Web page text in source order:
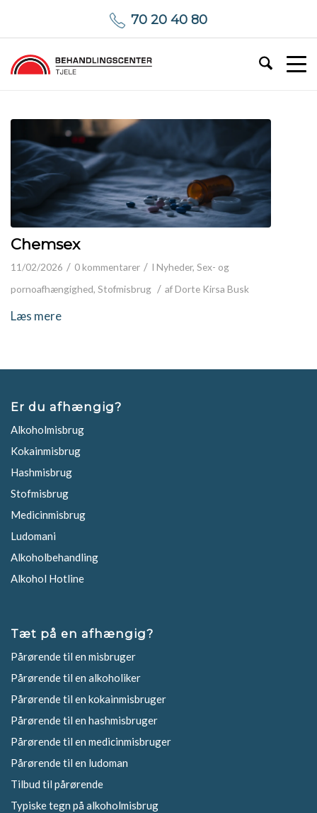
70 20 40 80
Chemsex
11/02/2026 / 0 kommentarer / I Nyheder, Sex- og
pornoafhængighed, Stofmisbrug / af Dorte Kirsa Busk
Læs mere
Er du afhængig?
Alkoholmisbrug
Kokainmisbrug
Hashmisbrug
Stofmisbrug
Medicinmisbrug
Ludomani
Alkoholbehandling
Alkohol Hotline
Tæt på en afhængig?
Pårørende til en misbruger
Pårørende til en alkoholiker
Pårørende til en kokainmisbruger
Pårørende til en hashmisbruger
Pårørende til en medicinmisbruger
Pårørende til en ludoman
Tilbud til pårørende
Typiske tegn på alkoholmisbrug